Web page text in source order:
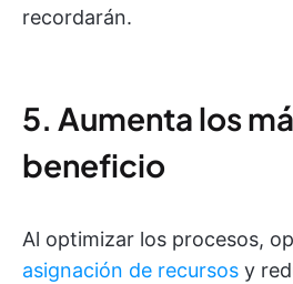
recordarán.
5. Aumenta los
beneficio
Al optimizar los procesos,
asignación de recursos y